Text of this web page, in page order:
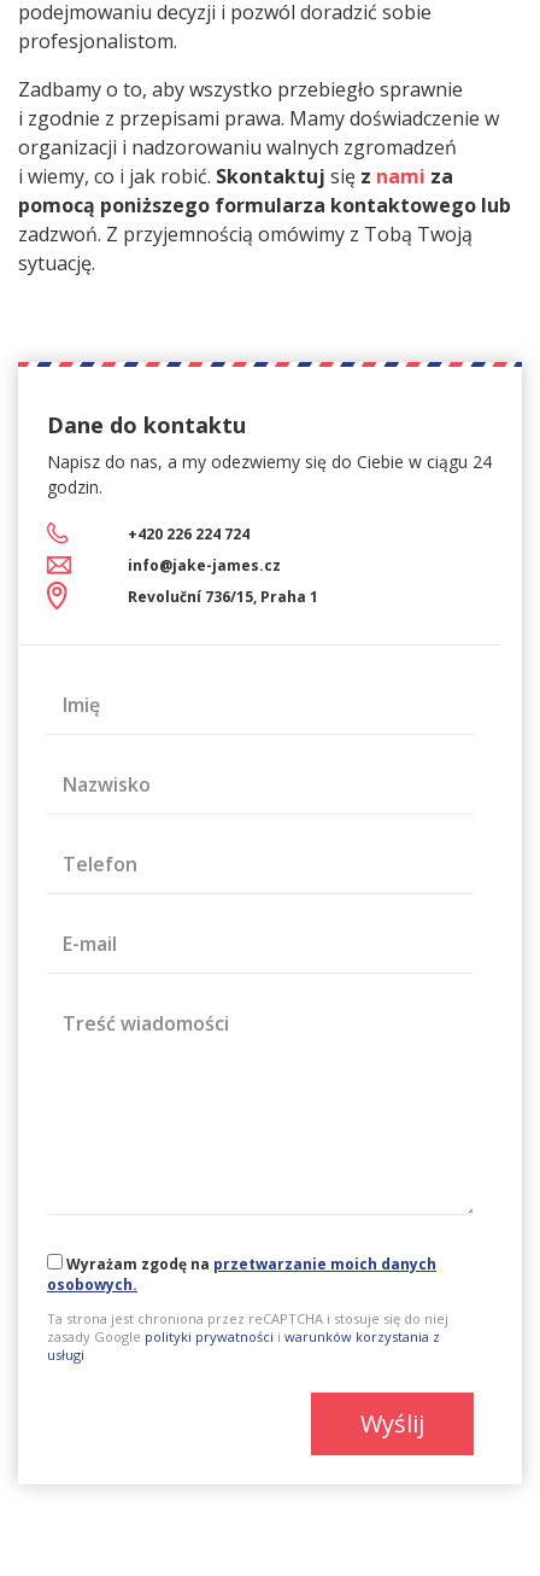
podejmowaniu decyzji i pozwól doradzić sobie
profesjonalistom.
Zadbamy o to, aby wszystko przebiegło sprawnie
i zgodnie z przepisami prawa. Mamy doświadczenie w
organizacji i nadzorowaniu walnych zgromadzeń
i wiemy, co i jak robić. Skontaktuj się z nami za
pomocą poniższego formularza kontaktowego lub
zadzwoń. Z przyjemnością omówimy z Tobą Twoją
sytuację.
Dane do kontaktu
Napisz do nas, a my odezwiemy się do Ciebie w ciągu 24
godzin.
+420 226 224 724
info@jake-james.cz
Revoluční 736/15, Praha 1
Imię
Nazwisko
Telefon
E-mail
Treść wiadomości
Wyrażam zgodę na przetwarzanie moich danych
osobowych.
Ta strona jest chroniona przez reCAPTCHA i stosuje się do niej
zasady Google polityki prywatności i warunków korzystania z
usługi
Wyślij